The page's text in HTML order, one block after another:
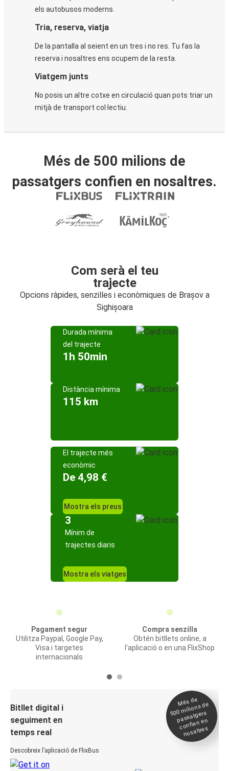
els autobusos moderns.
Tria, reserva, viatja
De la pantalla al seient en un tres i no res. Tu fas la
reserva i nosaltres ens ocupem de la resta.
Viatgem junts
No posis un altre cotxe en circulació quan pots triar un
mitjà de transport col·lectiu.
Més de 500 milions de
passatgers confien en nosaltres.
Com serà el teu
trajecte
Opcions ràpides, senzilles i econòmiques de Brașov a
Sighișoara
Durada mínima
del trajecte
1h 50min
Distància mínima
115 km
El trajecte més
econòmic
De 4,98 €
Mostra els preus
3
Mínim de
trajectes diaris
Mostra els viatges
Pagament segur
Utilitza Paypal, Google Pay,
Visa i targetes
internacionals
Compra senzilla
Obtén bitllets online, a
l'aplicació o en una FlixShop
Bitllet digital i
seguiment en
temps real
Descobreix l’aplicació de FlixBus
Més de
500
milions de
passatgers
confien en
nosaltres